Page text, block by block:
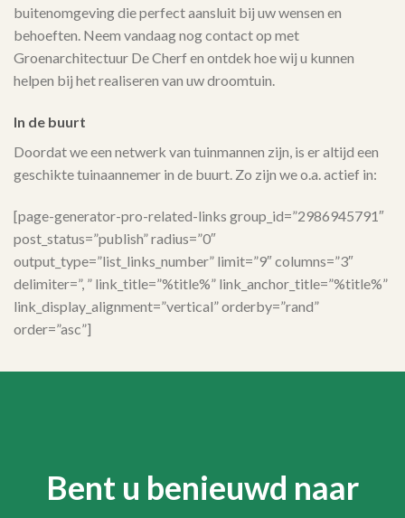
buitenomgeving die perfect aansluit bij uw wensen en
behoeften. Neem vandaag nog contact op met
Groenarchitectuur De Cherf en ontdek hoe wij u kunnen
helpen bij het realiseren van uw droomtuin.
In de buurt
Doordat we een netwerk van tuinmannen zijn, is er altijd een
geschikte tuinaannemer in de buurt. Zo zijn we o.a. actief in:
[page-generator-pro-related-links group_id=”2986945791″
post_status=”publish” radius=”0″
output_type=”list_links_number” limit=”9″ columns=”3″
delimiter=”, ” link_title=”%title%” link_anchor_title=”%title%”
link_display_alignment=”vertical” orderby=”rand”
order=”asc”]
Bent u benieuwd naar